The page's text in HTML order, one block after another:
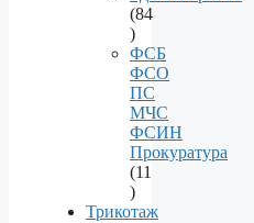
84
84
products
ФСБ
ФСО
ПС
МЧС
ФСИН
Прокуратура
11
11
products
Трикотаж